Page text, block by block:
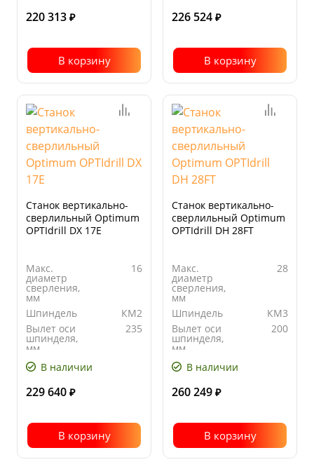
220 313 ₽
В корзину
226 524 ₽
В корзину
Станок вертикально-
сверлильный Optimum
OPTIdrill DX 17E
Макс.
диаметр
сверления,
мм
16
Шпиндель
КМ2
Вылет оси
шпинделя,
мм
235
Автоподача
В наличии
229 640 ₽
В корзину
Станок вертикально-
сверлильный Optimum
OPTIdrill DH 28FT
Макс.
диаметр
сверления,
мм
28
Шпиндель
КМ3
Вылет оси
шпинделя,
мм
200
Количество
скоростей
В наличии
260 249 ₽
В корзину